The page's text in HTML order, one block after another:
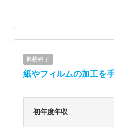
掲載終了
紙やフィルムの加工を
初年度年収